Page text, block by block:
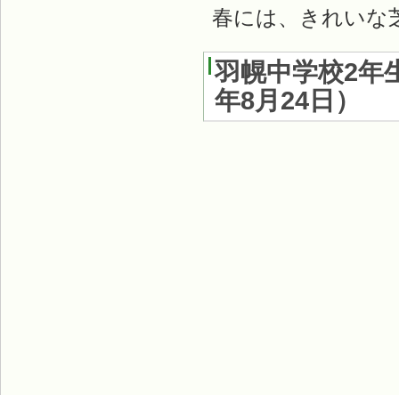
春には、きれいな
羽幌中学校2年
年8月24日 ）